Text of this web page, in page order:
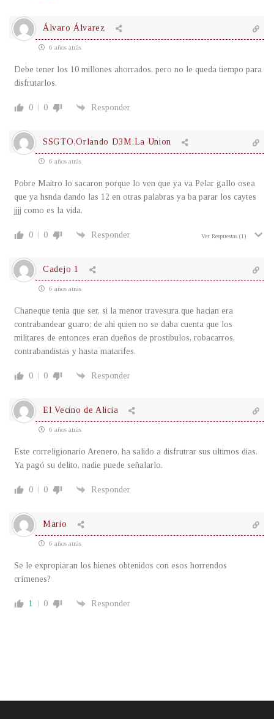
Álvaro Álvarez
6 años atrás
Debe tener los 10 millones ahorrados, pero no le queda tiempo para
disfrutarlos.
0 0 Responder
SSGTO,Orlando D3M.La Union
6 años atrás
Pobre Maitro lo sacaron porque lo ven que ya va Pelar gallo osea
que ya hsnda dando las 12 en otras palabras ya ba parar los caytes
jjjj como es la vida.
0 0 Responder Ver Respuestas (1)
Cadejo 1
6 años atrás
Chaneque tenia que ser, si la menor travesura que hacian era
contrabandear guaro; de ahi quien no se daba cuenta que los
militares de entonces eran dueños de prostibulos, robacarros,
contrabandistas y hasta matarifes.
0 0 Responder
El Vecino de Alicia
6 años atrás
Este correligionario Arenero, ha salido a disfrutrar sus ultimos dias.
Ya pagó su delito, nadie puede señalarlo.
0 0 Responder
Mario
6 años atrás
Se le expropiaran los bienes obtenidos con esos horrendos
crímenes?
1 0 Responder